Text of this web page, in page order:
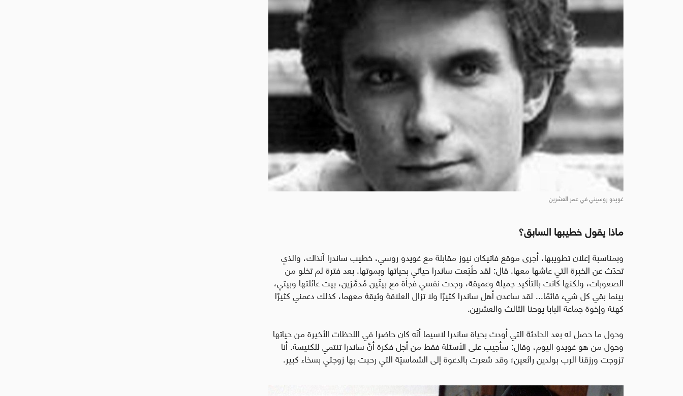
غويدو روسيني في عمر العشرين
ماذا يقول خطيبها السابق؟
وبمناسبة إعلان تطويبها، أجرى موقع فاتيكان نيوز مقابلة مع غويدو روسي، خطيب ساندرا آنذاك، والذي
تحدّث عن الخبرة التي عاشها معها. قال: لقد طَبَعت ساندرا حياتي بحياتها وبموتها. بعد فترة لم تخلو من
الصعوبات، ولكنها كانت بالتأكيد جميلة وعميقة، وجدت نفسي فجأة مع بيتَين مُدمَّرَين، بيت عائلتها وبيتي،
بينما بقي كل شيء قائمًا... لقد ساعدن أهل ساندرا كثيرًا ولا تزال العلاقة وثيقة معهما، كذلك دعمني كثيرًا
كهنة وإخوة جماعة البابا يوحنا الثالث والعشرين.
وحول ما حصل له بعد الحادثة التي أودت بحياة ساندرا لاسيما أنّه كان حاضرا في اللحظات الأخيرة من حياتها
وحول من هو غويدو اليوم، وقال: سأجيب على الأسئلة فقط من أجل فكرة أنَّ ساندرا تنتمي للكنيسة. أنا
تزوجت ورزقنا الرب بولدين رائعين؛ وقد شعرت بالدعوة إلى الشماسيّة التي رحبت بها زوجتي بسخاء كبير.